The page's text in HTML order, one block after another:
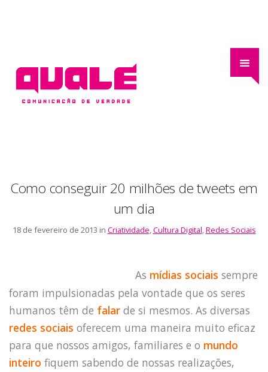
Como conseguir 20 milhões de tweets em
um dia
18 de fevereiro de 2013 in Criatividade,Cultura Digital,Redes Sociais
As mídias sociais sempre
foram impulsionadas pela vontade que os seres
humanos têm de falar de si mesmos. As diversas
redes sociais oferecem uma maneira muito eficaz
para que nossos amigos, familiares e o mundo
inteiro fiquem sabendo de nossas realizações,